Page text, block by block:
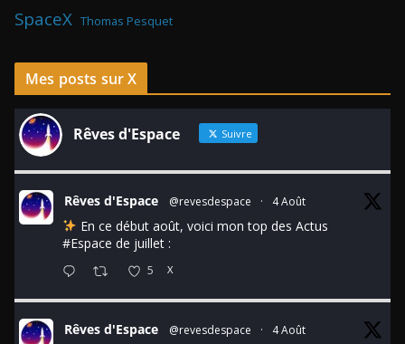
SpaceX Thomas Pesquet
Mes posts sur X
Rêves d'Espace Suivre
Rêves d'Espace @revesdespace · 4 Août
En ce début août, voici mon top des Actus
#Espace de juillet :
5 X
Rêves d'Espace @revesdespace · 4 Août